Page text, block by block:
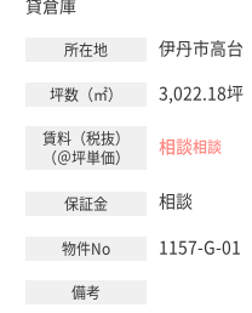
貸倉庫
伊丹市高台
3,022.18坪
相談相談
相談
1157-G-01